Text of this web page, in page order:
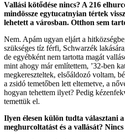
Vallási kötődése nincs? A 216
mindössze egytucatnyian tértek
lehetett a városban. Otthon sem
Nem. Apám ugyan eljárt a
szükséges tíz férfi, Schwarzék
de egyébként nem tartotta magát
mint ahogy már említettem, ’32-ben
megkereszteltek, elsőáldozó voltam,
a zsidó temetőben lett eltemetve, a
hogyan tehettem ilyet? Pedig
temettük el.
Ilyen élesen külön tudta választani
meghurcoltatást és a vallását?